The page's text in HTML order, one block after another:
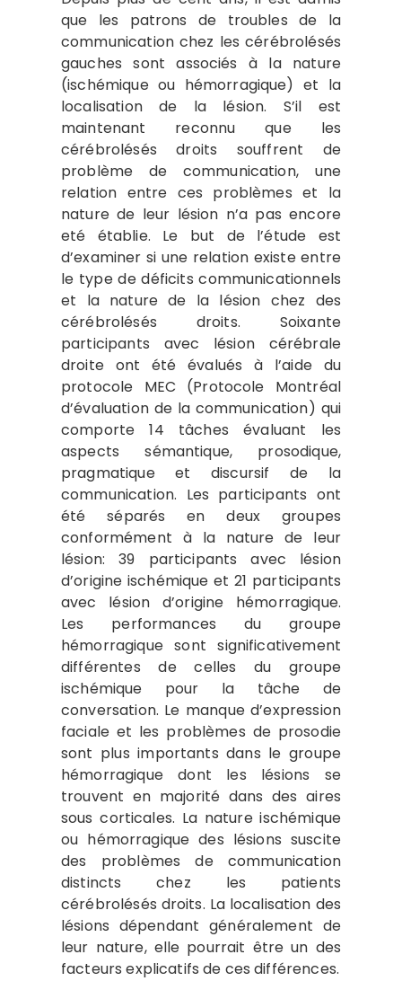
que les patrons de troubles de la
communication chez les cérébrolésés
gauches sont associés à la nature
(ischémique ou hémorragique) et la
localisation de la lésion. S’il est
maintenant reconnu que les
cérébrolésés droits souffrent de
problème de communication, une
relation entre ces problèmes et la
nature de leur lésion n’a pas encore
eté établie. Le but de l’étude est
d’examiner si une relation existe entre
le type de déficits communicationnels
et la nature de la lésion chez des
cérébrolésés droits. Soixante
participants avec lésion cérébrale
droite ont été évalués à l’aide du
protocole MEC (Protocole Montréal
d’évaluation de la communication) qui
comporte 14 tâches évaluant les
aspects sémantique, prosodique,
pragmatique et discursif de la
communication. Les participants ont
été séparés en deux groupes
conformément à la nature de leur
lésion: 39 participants avec lésion
d’origine ischémique et 21 participants
avec lésion d’origine hémorragique.
Les performances du groupe
hémorragique sont significativement
différentes de celles du groupe
ischémique pour la tâche de
conversation. Le manque d’expression
faciale et les problèmes de prosodie
sont plus importants dans le groupe
hémorragique dont les lésions se
trouvent en majorité dans des aires
sous corticales. La nature ischémique
ou hémorragique des lésions suscite
des problèmes de communication
distincts chez les patients
cérébrolésés droits. La localisation des
lésions dépendant généralement de
leur nature, elle pourrait être un des
facteurs explicatifs de ces différences.